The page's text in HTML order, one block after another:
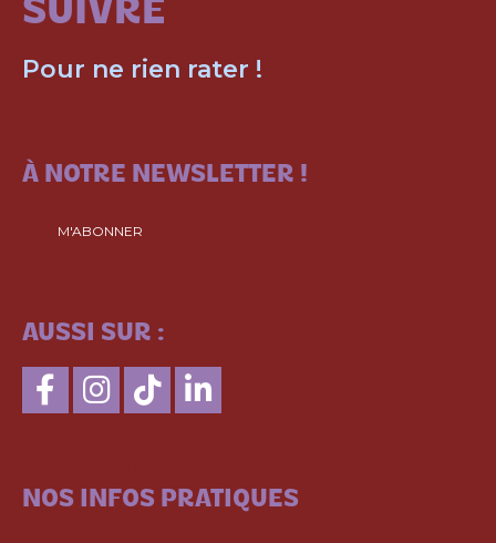
SUIVRE
Pour ne rien rater !
À NOTRE NEWSLETTER !
M'ABONNER
AUSSI SUR :
NOS INFOS PRATIQUES